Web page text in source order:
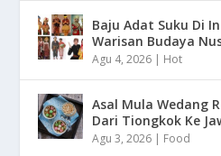
Baju Adat Suku Di
Warisan Budaya
Agu 4, 2026 | Hot
Asal Mula Wedang
Dari Tiongkok Ke
Agu 3, 2026 | Food